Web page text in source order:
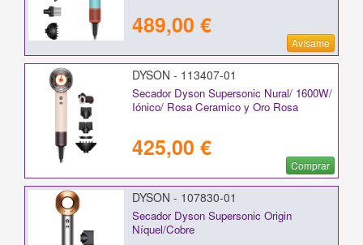
489,00 €
Avísame
DYSON - 113407-01
Secador Dyson Supersonic Nural/ 1600W/
Iónico/ Rosa Ceramico y Oro Rosa
425,00 €
Comprar
DYSON - 107830-01
Secador Dyson Supersonic Origin
Níquel/Cobre